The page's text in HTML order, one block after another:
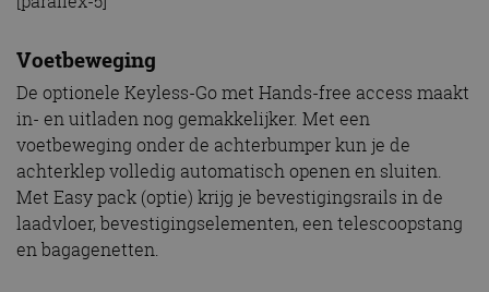
Voetbeweging
De optionele Keyless-Go met Hands-free access maakt
in- en uitladen nog gemakkelijker. Met een
voetbeweging onder de achterbumper kun je de
achterklep volledig automatisch openen en sluiten.
Met Easy pack (optie) krijg je bevestigingsrails in de
laadvloer, bevestigingselementen, een telescoopstang
en bagagenetten.